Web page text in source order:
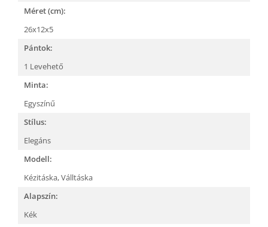
Méret (cm):
26x12x5
Pántok:
1 Levehető
Minta:
Egyszínű
Stílus:
Elegáns
Modell:
Kézitáska,Válltáska
Alapszín:
Kék